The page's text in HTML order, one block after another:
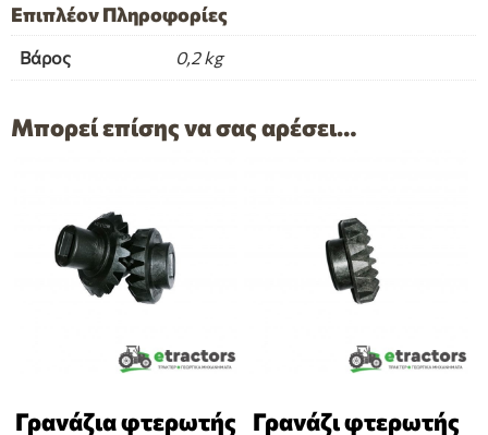
Επιπλέον Πληροφορίες
Βάρος 0,2 kg
Μπορεί επίσης να σας αρέσει…
Γρανάζια φτερωτής Γρανάζι φτερωτής